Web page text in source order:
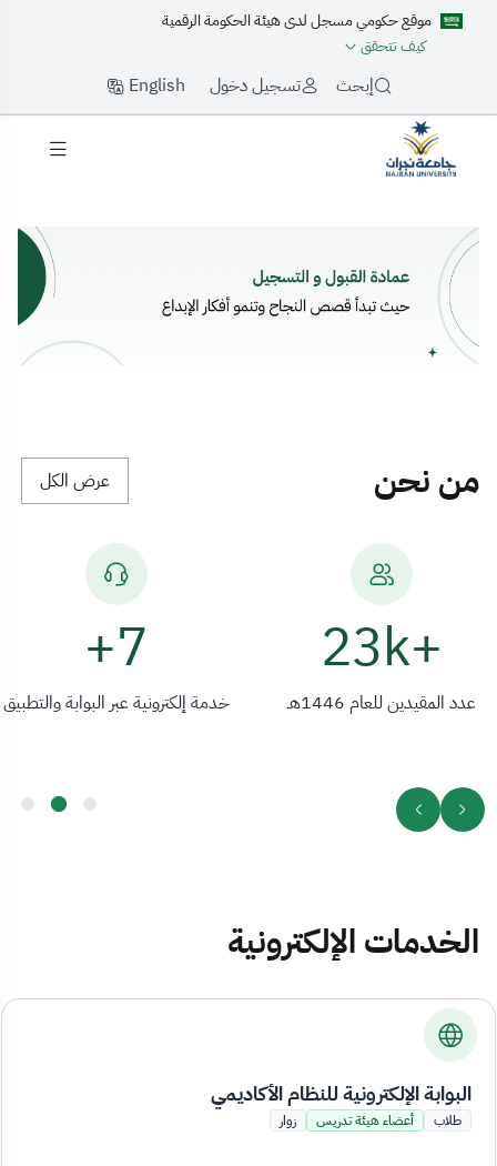
موقع حكومي مسجل لدى هيئة الحكومة الرقمية
كيف تتحقق
إبحث تسجيل دخول English
الرئيسية
من نحن عرض الكل
+23k
عدد المقيدين للعام 1446هـ
12+
خدمة إلكترونية عبر البوابة والتطبيق
الخدمات الإلكترونية
البوابة الإلكترونية للنظام الأكاديمي
طلاب أعضاء هيئة تدريس زوار